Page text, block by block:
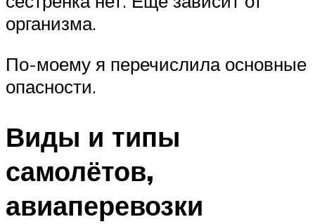
организма.
По-моему я перечислила основные
опасности.
Виды и типы
самолётов,
авиаперевозки